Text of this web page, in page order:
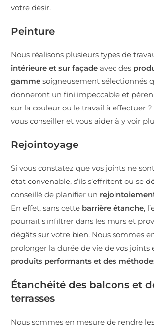
votre désir.
Peinture
Nous réalisons plusieurs types de
intérieure et sur façade avec des
gammesoigneusement sélectionnés
donneront un fini impeccable et
sur la couleur ou le travail à effectuer
vous conseiller et vous aider à y voir
Rejointoyage
Si vous constatez que vos joints ne
état convenable, s’ils s’effritent ou se
conseillé de planifier un
En effet, sans cette barrière étanche,
pourrait s’infiltrer dans les murs et
dégâts sur votre bien. Nous sommes
prolonger la durée de vie de vos joints
produits performants et des
Étanchéité des balcons et
terrasses
Nous sommes en mesure de rendre